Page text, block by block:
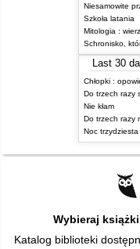
Szkoła latania
Schronisko,
Last 30
Chłopki :
Do trzech razy
Nie kłam
Do trzech razy
Noc trzydziesta
Wybieraj
Katalog biblioteki